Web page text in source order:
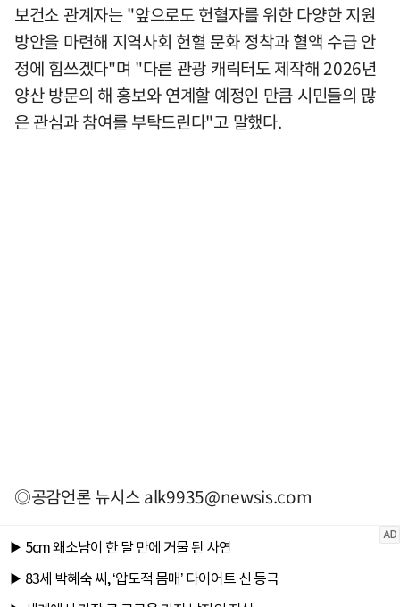
보건소 관계자는 "앞으로도 헌혈자를 위한 다양한 지원
방안을 마련해 지역사회 헌혈 문화 정착과 혈액 수급 안
정에 힘쓰겠다"며 "다른 관광 캐릭터도 제작해 2026년
양산 방문의 해 홍보와 연계할 예정인 만큼 시민들의 많
은 관심과 참여를 부탁드린다"고 말했다.
◎공감언론 뉴시스alk9935@newsis.com